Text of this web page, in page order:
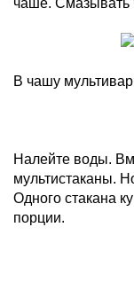
чаше. Смазывать
В чашу
Налейте воды.
мультистаканы.
Одного стакана
порции.